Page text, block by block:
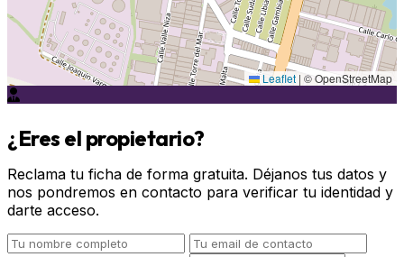
Leaflet | © OpenStreetMap
¿Eres el propietario?
Reclama tu ficha de forma gratuita. Déjanos tus datos y
nos pondremos en contacto para verificar tu identidad y
darte acceso.